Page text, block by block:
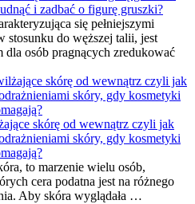
i zadbać o figurę gruszki?
się pełniejszymi
stosunku do węższej talii, jest
dla osób pragnących zredukować
skórę od wewnątrz czyli jak
skóry, gdy kosmetyki
to marzenie wielu osób,
cera podatna jest na różnego
Aby skóra wyglądała …